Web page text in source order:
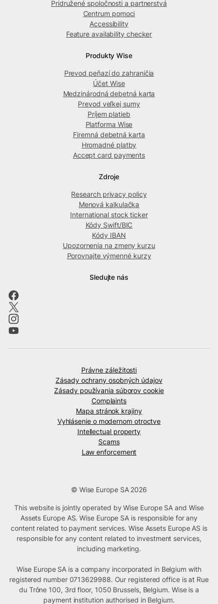
Pridružené spoločnosti a partnerstvá
Centrum pomoci
Accessibility
Feature availability checker
Produkty Wise
Prevod peňazí do zahraničia
Účet Wise
Medzinárodná debetná karta
Prevod veľkej sumy
Príjem platieb
Platforma Wise
Firemná debetná karta
Hromadné platby
Accept card payments
Zdroje
Research privacy policy
Menová kalkulačka
International stock ticker
Kódy Swift/BIC
Kódy IBAN
Upozornenia na zmeny kurzu
Porovnajte výmenné kurzy
Sledujte nás
Právne záležitosti
Zásady ochrany osobných údajov
Zásady používania súborov cookie
Complaints
Mapa stránok krajiny
Vyhlásenie o modernom otroctve
Intellectual property
Scams
Law enforcement
© Wise Europe SA 2026
This website is jointly operated by Wise Europe SA and Wise
Assets Europe AS. Wise Europe SA is responsible for any
content related to payment services. Wise Assets Europe AS is
responsible for any content related to investment services,
including marketing.
Wise Europe SA is a company incorporated in Belgium with
registered number 0713629988. Our registered office is at Rue
du Trône 100, 3rd floor, 1050 Brussels, Belgium. Wise is a
payment institution authorised in Belgium.